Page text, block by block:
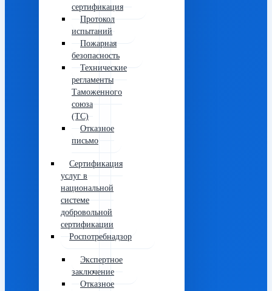
сертификация
Протокол
испытаний
Пожарная
безопасность
Технические
регламенты
Таможенного
союза
(ТС)
Отказное
письмо
Сертификация
услуг в
национальной
системе
добровольной
сертификации
Роспотребнадзор
Экспертное
заключение
Отказное